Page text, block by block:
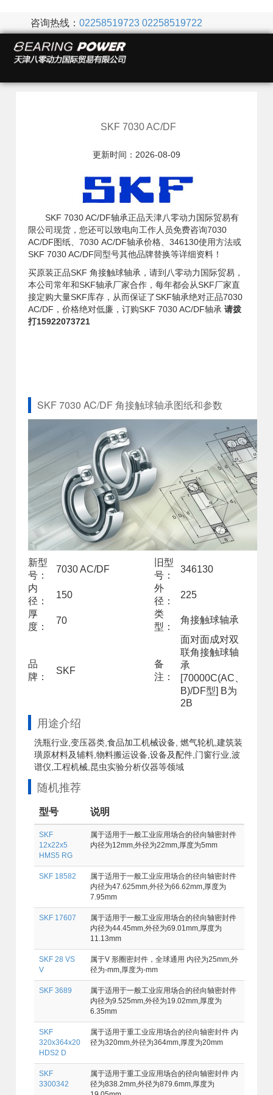
咨询热线： 02258519723 02258519722
SKF 7030 AC/DF
更新时间：2026-08-09
SKF 7030 AC/DF轴承正品天津八零动力国际贸易有
限公司现货，您还可以致电向工作人员免费咨询7030
AC/DF图纸、7030 AC/DF轴承价格、346130使用方法或
SKF 7030 AC/DF同型号其他品牌替换等详细资料！
买原装正品SKF 角接触球轴承，请到八零动力国际贸易，
本公司常年和SKF轴承厂家合作，每年都会从SKF厂家直
接定购大量SKF库存，从而保证了SKF轴承绝对正品7030
AC/DF，价格绝对低廉，订购SKF 7030 AC/DF轴承请拨
打15922073721
SKF 7030 AC/DF 角接触球轴承图纸和参数
新型
号：
7030 AC/DF
旧型
号：
346130
内
径：
150
外
径：
225
厚
度：
70
类
型：
角接触球轴承
品
牌：
SKF
备
注：
面对面成对双
联角接触球轴
承
[70000C(AC、
B)/DF型] B为
2B
用途介绍
洗瓶行业,变压器类,食品加工机械设备, 燃气轮机,建筑装
璜原材料及辅料,物料搬运设备,设备及配件,门窗行业,波
谱仪,工程机械,昆虫实验分析仪器等领域
随机推荐
型号 说明
SKF
12x22x5
HMS5 RG
属于适用于一般工业应用场合的径向轴密封件
内径为12mm,外径为22mm,厚度为5mm
SKF 18582
属于适用于一般工业应用场合的径向轴密封件
内径为47.625mm,外径为66.62mm,厚度为
7.95mm
SKF 17607
属于适用于一般工业应用场合的径向轴密封件
内径为44.45mm,外径为69.01mm,厚度为
11.13mm
SKF 28 VS
V
属于V 形圈密封件，全球通用 内径为25mm,外
径为-mm,厚度为-mm
SKF 3689
属于适用于一般工业应用场合的径向轴密封件
内径为9.525mm,外径为19.02mm,厚度为
6.35mm
SKF
320x364x20
HDS2 D
属于适用于重工业应用场合的径向轴密封件 内
径为320mm,外径为364mm,厚度为20mm
SKF
3300342
属于适用于重工业应用场合的径向轴密封件 内
径为838.2mm,外径为879.6mm,厚度为